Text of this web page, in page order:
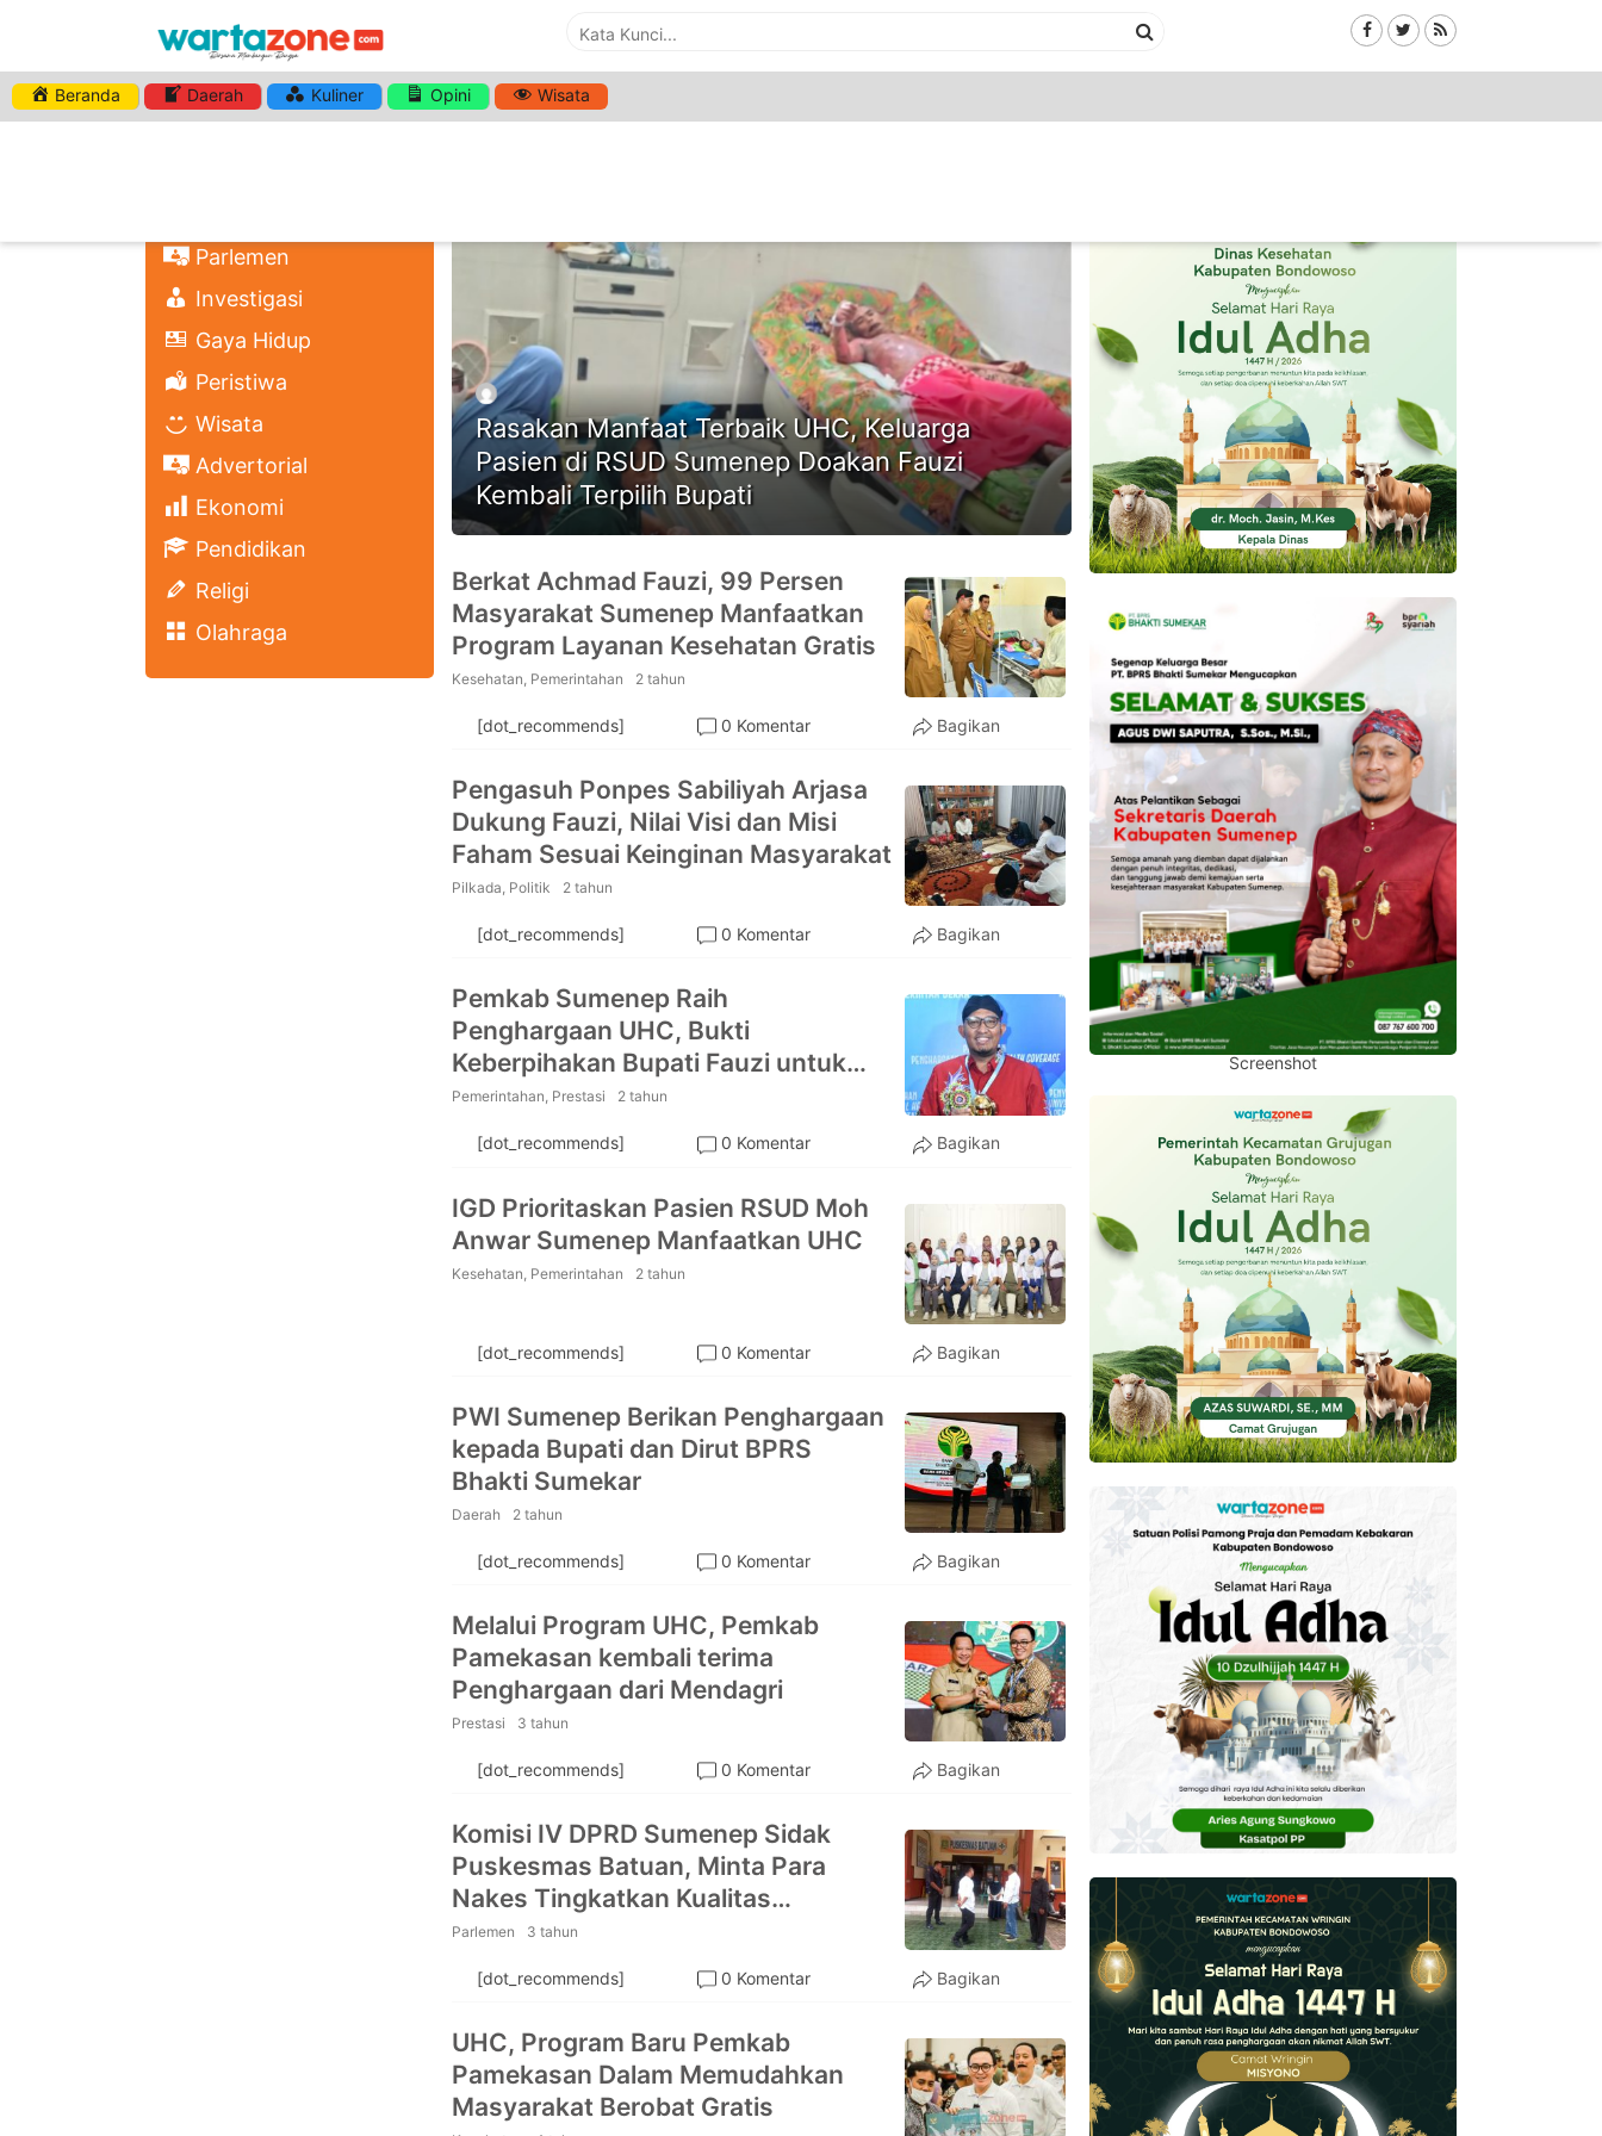
Beranda Daerah Kuliner Opini Wisata
Parlemen
Investigasi
Gaya Hidup
Peristiwa
Wisata
Advertorial
Ekonomi
Pendidikan
Religi
Olahraga
HASHTAG:UHC
Rasakan Manfaat Terbaik UHC, Keluarga
Pasien di RSUD Sumenep Doakan Fauzi
Kembali Terpilih Bupati
Berkat Achmad Fauzi, 99 Persen
Masyarakat Sumenep Manfaatkan
Program Layanan Kesehatan Gratis
Kesehatan, Pemerintahan 2 tahun
[dot_recommends] 0 Komentar Bagikan
Pengasuh Ponpes Sabiliyah Arjasa
Dukung Fauzi, Nilai Visi dan Misi
Faham Sesuai Keinginan Masyarakat
Pilkada, Politik 2 tahun
[dot_recommends] 0 Komentar Bagikan
Pemkab Sumenep Raih
Penghargaan UHC, Bukti
Keberpihakan Bupati Fauzi untuk
Ratakan Kesehatan
Pemerintahan, Prestasi 2 tahun
[dot_recommends] 0 Komentar Bagikan
IGD Prioritaskan Pasien RSUD Moh
Anwar Sumenep Manfaatkan UHC
Kesehatan Pemerintahan 2 tahun
[dot_recommends] 0 Komentar Bagikan
PWI Sumenep Berikan Penghargaan
kepada Bupati dan Dirut BPRS
Bhakti Sumekar
Daerah 2 tahun
[dot_recommends] 0 Komentar Bagikan
Melalui Program UHC, Pemkab
Pamekasan kembali terima
Penghargaan dari Mendagri
Prestasi 3 tahun
[dot_recommends] 0 Komentar Bagikan
Komisi IV DPRD Sumenep Sidak
Puskesmas Batuan, Minta Para
Nakes Tingkatkan Kualitas
Pelayanan
Parlemen 3 tahun
[dot_recommends] 0 Komentar Bagikan
UHC, Program Baru Pemkab
Pamekasan Dalam Memudahkan
Masyarakat Berobat Gratis
Screenshot